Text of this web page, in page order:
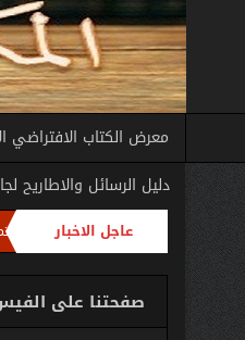
معرض الكتاب الافتراضي
دليل الرسائل والاطاريح
عاجل الاخبار
للمكتبة المركزية تعقد اجتماعا
مع امناء مكتبات كليات الجامعة
صفحتنا على